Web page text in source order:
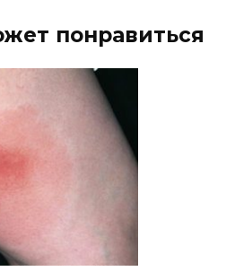
понравиться